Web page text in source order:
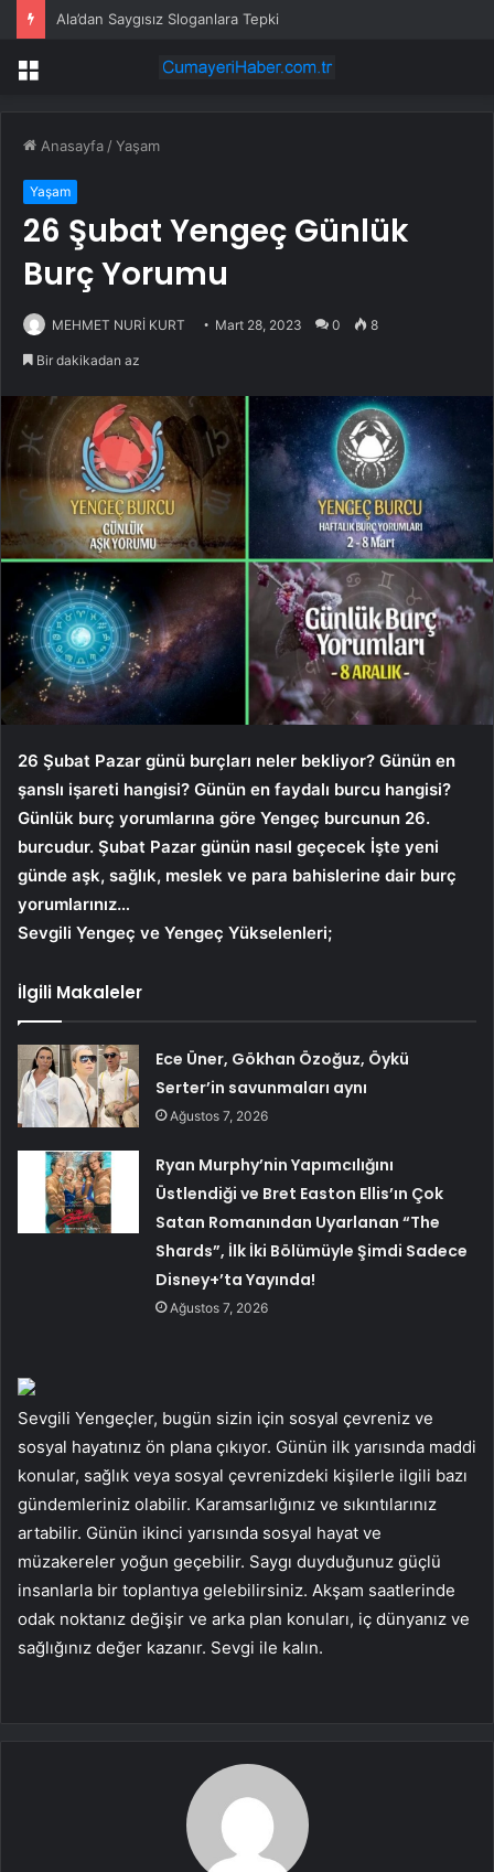
Ala’dan Saygısız Sloganlara Tepki
Menü
Anasayfa /Yaşam
Yaşam
26 Şubat Yengeç Günlük
Burç Yorumu
MEHMET NURİ KURT Mart 28, 2023 0 8
Bir dakikadan az
26 Şubat Pazar günü burçları neler bekliyor? Günün en
şanslı işareti hangisi? Günün en faydalı burcu hangisi?
Günlük burç yorumlarına göre Yengeç burcunun 26.
burcudur. Şubat Pazar günün nasıl geçecek İşte yeni
günde aşk, sağlık, meslek ve para bahislerine dair burç
yorumlarınız…
Sevgili Yengeç ve Yengeç Yükselenleri;
İlgili Makaleler
Ece Üner, Gökhan Özoğuz, Öykü
Serter’in savunmaları aynı
Ağustos 7, 2026
Ryan Murphy’nin Yapımcılığını
Üstlendiği ve Bret Easton Ellis’ın Çok
Satan Romanından Uyarlanan “The
Shards”, İlk İki Bölümüyle Şimdi Sadece
Disney+’ta Yayında!
Ağustos 7, 2026
Sevgili Yengeçler, bugün sizin için sosyal çevreniz ve
sosyal hayatınız ön plana çıkıyor. Günün ilk yarısında maddi
konular, sağlık veya sosyal çevrenizdeki kişilerle ilgili bazı
gündemleriniz olabilir. Karamsarlığınız ve sıkıntılarınız
artabilir. Günün ikinci yarısında sosyal hayat ve
müzakereler yoğun geçebilir. Saygı duyduğunuz güçlü
insanlarla bir toplantıya gelebilirsiniz. Akşam saatlerinde
odak noktanız değişir ve arka plan konuları, iç dünyanız ve
sağlığınız değer kazanır. Sevgi ile kalın.